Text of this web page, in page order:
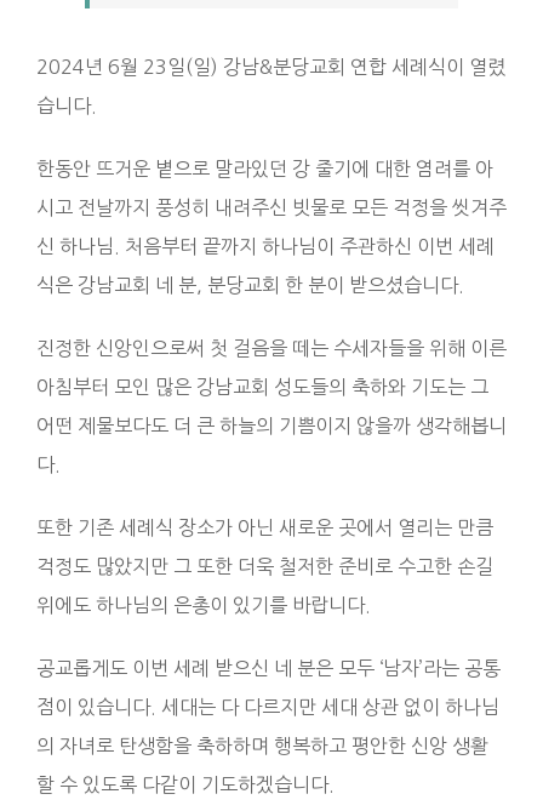
2024년 6월 23일(일) 강남&분당교회 연합 세례식이 열렸
습니다.
한동안 뜨거운 볕으로 말라있던 강 줄기에 대한 염려를 아
시고 전날까지 풍성히 내려주신 빗물로 모든 걱정을 씻겨주
신 하나님. 처음부터 끝까지 하나님이 주관하신 이번 세례
식은 강남교회 네 분, 분당교회 한 분이 받으셨습니다.
진정한 신앙인으로써 첫 걸음을 떼는 수세자들을 위해 이른
아침부터 모인 많은 강남교회 성도들의 축하와 기도는 그
어떤 제물보다도 더 큰 하늘의 기쁨이지 않을까 생각해봅니
다.
또한 기존 세례식 장소가 아닌 새로운 곳에서 열리는 만큼
걱정도 많았지만 그 또한 더욱 철저한 준비로 수고한 손길
위에도 하나님의 은총이 있기를 바랍니다.
공교롭게도 이번 세례 받으신 네 분은 모두 ‘남자’라는 공통
점이 있습니다. 세대는 다 다르지만 세대 상관 없이 하나님
의 자녀로 탄생함을 축하하며 행복하고 평안한 신앙 생활
할 수 있도록 다같이 기도하겠습니다.